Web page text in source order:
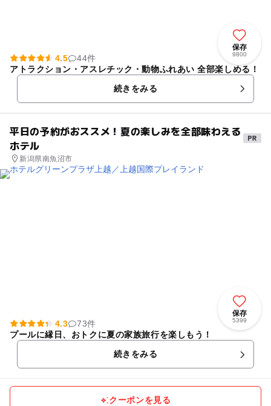
保存
9800
4.5
44件
アトラクション・アスレチック・動物ふれあい 全部楽しめる！
続きをみる
平日の予約がおススメ！夏の楽しみを全部味わえる
ホテル
新潟県南魚沼市
保存
5399
4.3
73件
プールに縁日、おトクに夏の家族旅行を楽しもう！
続きをみる
クーポンを見る